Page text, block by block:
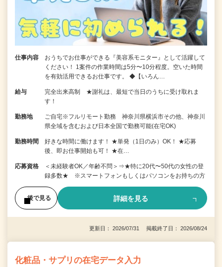
仕事内容
おうちでお仕事ができる『美容系モニター』として活躍して
ください！ 1案件の作業時間は5分〜10分程度。空いた時間
を有効活用できるお仕事です。 ◆【いろん…
給与
完全出来高制 ★謝礼は、最短で当日のうちに受け取れま
す！
勤務地
ご自宅※フルリモート勤務 神奈川県横浜市その他、神奈川
県全域を含むおよび日本全国で勤務可能(在宅OK)
勤務時間
好きな時間に働けます！ ★単発（1日のみ）OK！ ★応募
後、即お仕事開始も可！ ★在…
応募資格
＜未経験者OK／年齢不問＞⇒★特に20代〜50代の女性の登
録多数★ ※スマートフォンもしくはパソコンをお持ちの方
後で見る 詳細を見る
更新日： 2026/07/31 掲載終了日： 2026/08/24
化粧品・サプリの在宅データ入力